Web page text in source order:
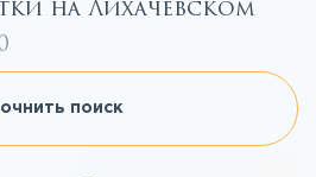
на Лихачевском
поиск